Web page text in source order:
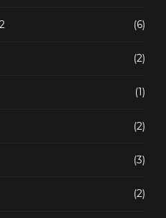
(6)
(2)
(1)
(2)
(3)
(2)